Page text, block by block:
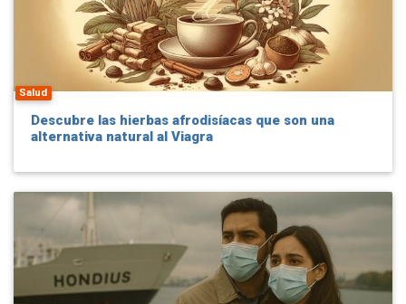
Salud
Descubre las hierbas afrodisíacas que son una
alternativa natural al Viagra